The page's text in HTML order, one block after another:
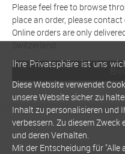
Please feel free to browse
place an order, please contact
Online orders are only
Switzerland
Ihre Privatsphäre ist uns
Diese Website verwendet
unsere Website sicher zu
Inhalt zu personalisieren und
verbessern. Zu diesem
und deren Verhalten.
Mit der Entscheidung für "Alle